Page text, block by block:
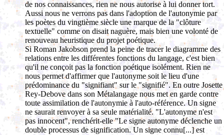
de nos connaissances, rien ne nous autorise à lui donner tort.
Aussi nous ne verrons pas dans l'adoption de l'autonymie par
les poètes du vingtième siècle une marque de la "clôture
textuelle" comme on disait naguère, mais bien une volonté de
renouveau heuristique du projet poétique.
Si Roman Jakobson prend la peine de tracer le diagramme des
relations entre les différentes fonctions du langage, c'est bien
qu'il ne conçoit pas la fonction poétique isolément. Rien ne
nous permet d'affirmer que l'autonyme soit le lieu d'une
prédominance du "signifiant" sur le "signifié". En outre Josette
Rey-Debove dans son Métalangage nous met en garde contre
toute assimilation de l'autonymie à l'auto-référence. Un signe
ne saurait renvoyer à sa seule matérialité. "L'autonyme n'est
pas innocent", renchérit-elle "Le signe autonyme déclenche un
double processus de signification. Un signe connu[...] est